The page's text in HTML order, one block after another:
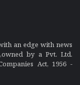
an edge with news
by a Pvt. Ltd.
Act, 1956 -